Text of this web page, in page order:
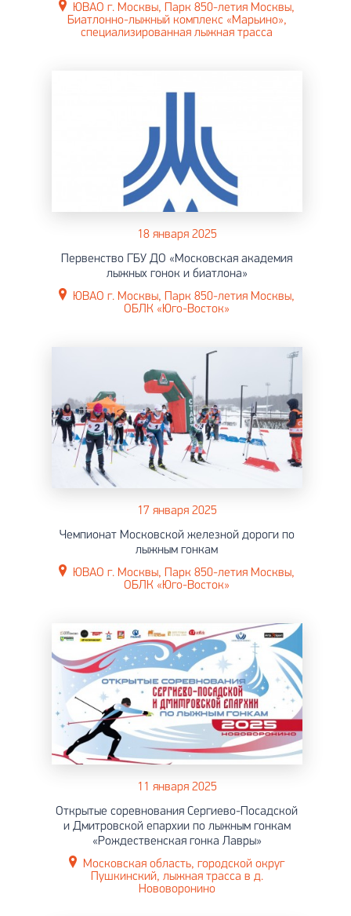
ЮВАО г. Москвы, Парк 850-летия Москвы,
Биатлонно-лыжный комплекс «Марьино»,
специализированная лыжная трасса
18 января 2025
Первенство ГБУ ДО «Московская академия
лыжных гонок и биатлона»
ЮВАО г. Москвы, Парк 850-летия Москвы,
ОБЛК «Юго-Восток»
17 января 2025
Чемпионат Московской железной дороги по
лыжным гонкам
ЮВАО г. Москвы, Парк 850-летия Москвы,
ОБЛК «Юго-Восток»
11 января 2025
Открытые соревнования Сергиево-Посадской
и Дмитровской епархии по лыжным гонкам
«Рождественская гонка Лавры»
Московская область, городской округ
Пушкинский, лыжная трасса в д.
Нововоронино